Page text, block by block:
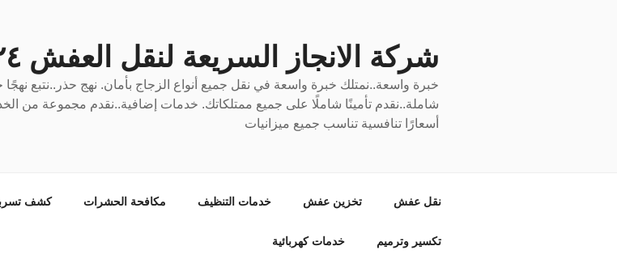
شركة الانجاز السريعة لنقل العفش ٢٤ ساعه
خبرة واسعة..نمتلك خبرة واسعة في نقل جميع أنواع الزجاج بأمان. نهج حذر..نتبع
شاملة..نقدم تأمينًا شاملًا على جميع ممتلكاتك. خدمات إضافية..نقدم مجموعة من
أسعارًا تنافسية تناسب جميع ميزانيات
نقل عفش تخزين عفش خدمات التنظيف مكافحة الحشرات كشف
تكسير وترميم خدمات كهربائية